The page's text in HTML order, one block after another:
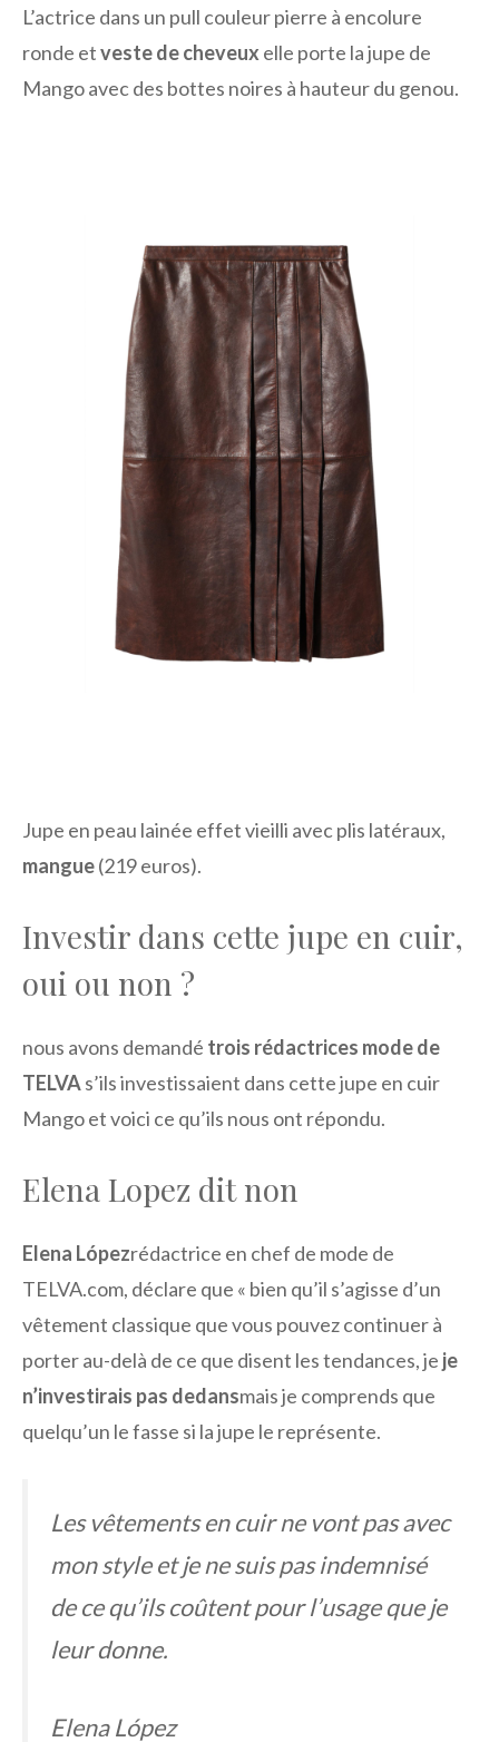
L’actrice dans un pull couleur pierre à encolure
ronde etveste de cheveux elle porte la jupe de
Mango avec des bottes noires à hauteur du genou.
Jupe en peau lainée effet vieilli avec plis latéraux,
mangue(219 euros).
Investir dans cette jupe en cuir,
oui ou non ?
nous avons demandé trois rédactrices mode de
TELVAs’ils investissaient dans cette jupe en cuir
Mango et voici ce qu’ils nous ont répondu.
Elena Lopez dit non
Elena Lópezrédactrice en chef de mode de
TELVA.com, déclare que « bien qu’il s’agisse d’un
vêtement classique que vous pouvez continuer à
porter au-delà de ce que disent les tendances, je je
n’investirais pas dedansmais je comprends que
quelqu’un le fasse si la jupe le représente.
Les vêtements en cuir ne vont pas avec
mon style et je ne suis pas indemnisé
de ce qu’ils coûtent pour l’usage que je
leur donne.
Elena López